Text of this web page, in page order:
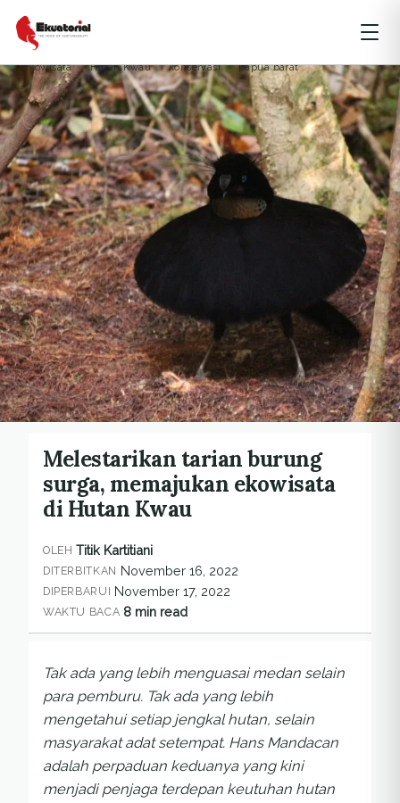
ARTIKEL
ekowisata Hutan Kwau konservasi papua barat
Melestarikan tarian burung
surga, memajukan ekowisata
di Hutan Kwau
OLEH Titik Kartitiani
DITERBITKAN November 16, 2022
DIPERBARUI November 17, 2022
WAKTU BACA 8 min read
Tak ada yang lebih menguasai medan selain
para pemburu. Tak ada yang lebih
mengetahui setiap jengkal hutan, selain
masyarakat adat setempat. Hans Mandacan
adalah perpaduan keduanya yang kini
menjadi penjaga terdepan keutuhan hutan